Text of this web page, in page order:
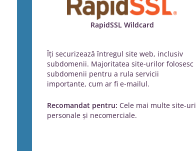
RapidSSL Wildcard
Îți securizează întregul site web, inclusiv
subdomenii. Majoritatea site-urilor folosesc
subdomenii pentru a rula servicii
importante, cum ar fi e-mailul.
Recomandat pentru: Cele mai multe site-uri
personale și necomerciale.